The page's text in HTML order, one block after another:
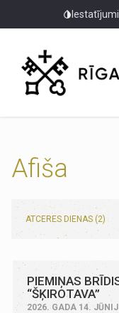
Iestatījumi
Afiša
ATCERES DIENAS (2)
PIEMIŅAS
“ŠĶIROTAVA”
2026. GADA 14.